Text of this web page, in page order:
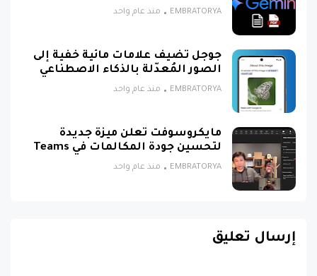
EMBRATORYA منذ عام واحد
جوجل تضيف علامات مائية خفية إلى
الصور المُعدّلة بالذكاء الاصطناعي
EMBRATORYA منذ عام واحد
مايكروسوفت تعلن ميزة جديدة
لتحسين جودة المكالمات في Teams
EMBRATORYA منذ عام واحد
إرسال تعليق